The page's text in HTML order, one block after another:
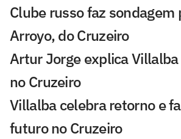
Clube russo faz sondagem
Arroyo, do Cruzeiro
Artur Jorge explica
no Cruzeiro
Villalba celebra retorno e
futuro no Cruzeiro